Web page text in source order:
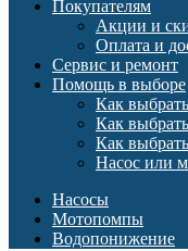
Покупателям
Акции и
Оплата и
Сервис и ремонт
Помощь в выборе
Как
Как
Как
Насос или
Насосы
Мотопомпы
Водопонижение